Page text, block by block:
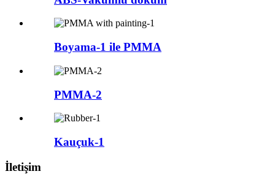
Boyama-1 ile PMMA
PMMA-2
Kauçuk-1
İletişim